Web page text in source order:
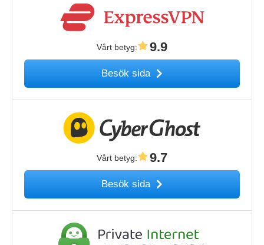
Vårt betyg: 9.9
Besök sida
Vårt betyg: 9.7
Besök sida